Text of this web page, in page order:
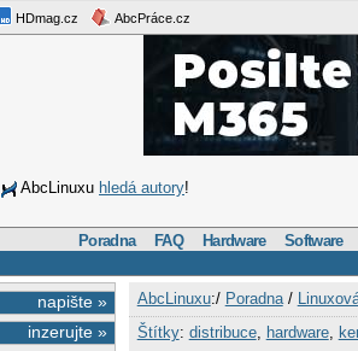
HDmag.cz AbcPráce.cz
AbcLinuxu hledá autory!
Poradna FAQ Hardware Software
napište »
inzerujte »
AbcLinuxu:/ Poradna/
Štítky: distribuce, hardware,